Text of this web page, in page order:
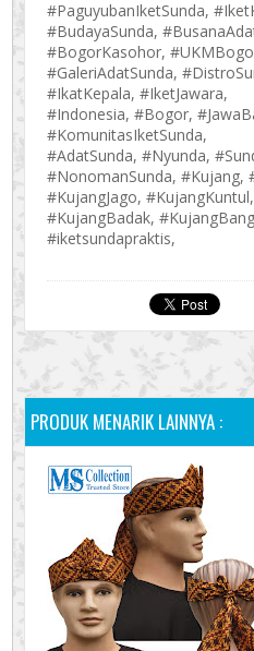
#PaguyubanIketSunda,
#BudayaSunda,
#BogorKasohor,
#GaleriAdatSunda,
#IkatKepala, #IketJawara,
#Indonesia, #Bogor,
#KomunitasIketSunda,
#AdatSunda, #Nyunda,
#NonomanSunda, #Kujang,
#KujangJago,
#KujangBadak,
#iketsundapraktis,
PRODUK MENARIK LAINNYA :